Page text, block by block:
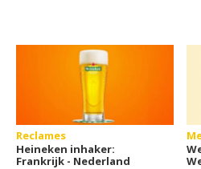
Reclames
Heineken inhaker:
Frankrijk - Nederland